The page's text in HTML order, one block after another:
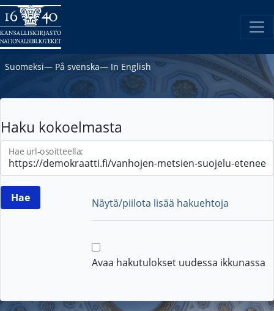
Suomeksi― På svenska― In English
Haku kokoelmasta
Hae url-osoitteella:
Näytä/piilota lisää hakuehtoja
Avaa hakutulokset uudessa ikkunassa